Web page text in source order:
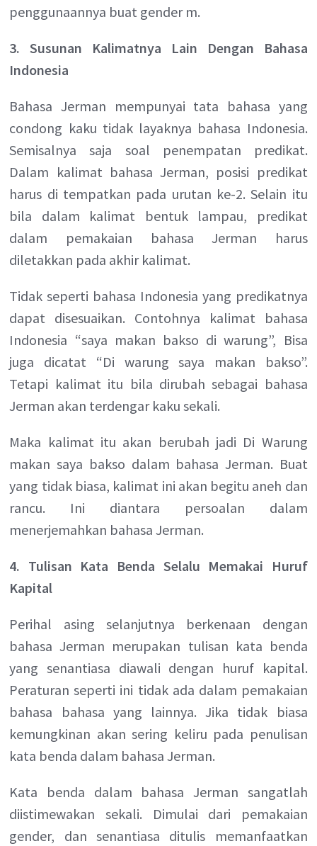
penggunaannya buat gender m.
3. Susunan Kalimatnya Lain Dengan Bahasa
Indonesia
Bahasa Jerman mempunyai tata bahasa yang
condong kaku tidak layaknya bahasa Indonesia.
Semisalnya saja soal penempatan predikat.
Dalam kalimat bahasa Jerman, posisi predikat
harus di tempatkan pada urutan ke-2. Selain itu
bila dalam kalimat bentuk lampau, predikat
dalam pemakaian bahasa Jerman harus
diletakkan pada akhir kalimat.
Tidak seperti bahasa Indonesia yang predikatnya
dapat disesuaikan. Contohnya kalimat bahasa
Indonesia “saya makan bakso di warung”, Bisa
juga dicatat “Di warung saya makan bakso”.
Tetapi kalimat itu bila dirubah sebagai bahasa
Jerman akan terdengar kaku sekali.
Maka kalimat itu akan berubah jadi Di Warung
makan saya bakso dalam bahasa Jerman. Buat
yang tidak biasa, kalimat ini akan begitu aneh dan
rancu. Ini diantara persoalan dalam
menerjemahkan bahasa Jerman.
4. Tulisan Kata Benda Selalu Memakai Huruf
Kapital
Perihal asing selanjutnya berkenaan dengan
bahasa Jerman merupakan tulisan kata benda
yang senantiasa diawali dengan huruf kapital.
Peraturan seperti ini tidak ada dalam pemakaian
bahasa bahasa yang lainnya. Jika tidak biasa
kemungkinan akan sering keliru pada penulisan
kata benda dalam bahasa Jerman.
Kata benda dalam bahasa Jerman sangatlah
diistimewakan sekali. Dimulai dari pemakaian
gender, dan senantiasa ditulis memanfaatkan